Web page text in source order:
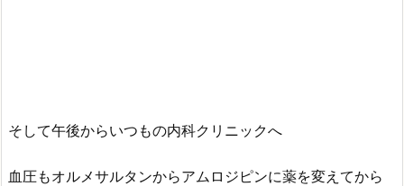
そして午後からいつもの内科クリニックへ
血圧もオルメサルタンからアムロジピンに薬を変えてから